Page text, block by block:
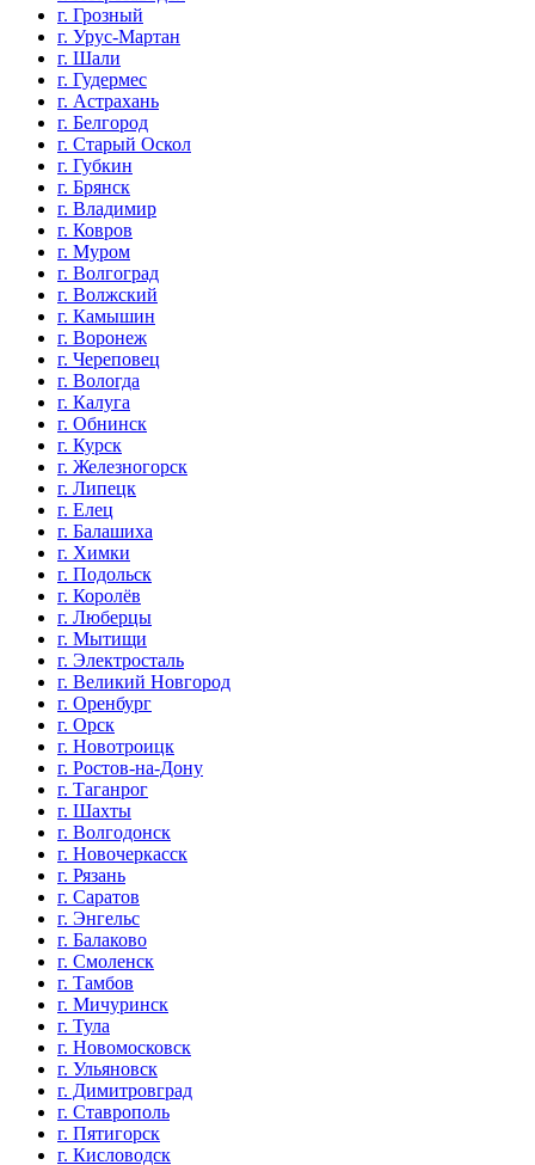
г. Грозный
г. Урус-Мартан
г. Шали
г. Гудермес
г. Астрахань
г. Белгород
г. Старый Оскол
г. Губкин
г. Брянск
г. Владимир
г. Ковров
г. Муром
г. Волгоград
г. Волжский
г. Камышин
г. Воронеж
г. Череповец
г. Вологда
г. Калуга
г. Обнинск
г. Курск
г. Железногорск
г. Липецк
г. Елец
г. Балашиха
г. Химки
г. Подольск
г. Королёв
г. Люберцы
г. Мытищи
г. Электросталь
г. Великий Новгород
г. Оренбург
г. Орск
г. Новотроицк
г. Ростов-на-Дону
г. Таганрог
г. Шахты
г. Волгодонск
г. Новочеркасск
г. Рязань
г. Саратов
г. Энгельс
г. Балаково
г. Смоленск
г. Тамбов
г. Мичуринск
г. Тула
г. Новомосковск
г. Ульяновск
г. Димитровград
г. Ставрополь
г. Пятигорск
г. Кисловодск